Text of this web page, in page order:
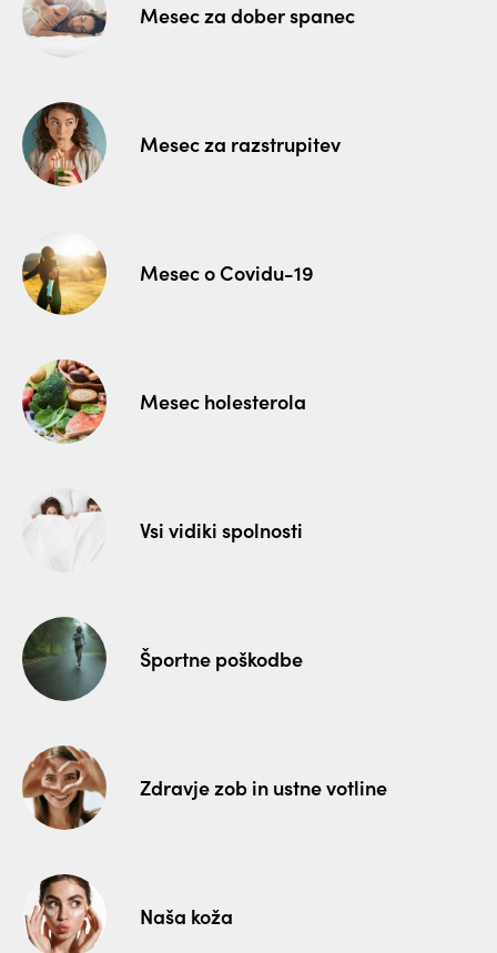
Mesec za dober spanec
Mesec za razstrupitev
Mesec o Covidu-19
Mesec holesterola
Vsi vidiki spolnosti
Športne poškodbe
Zdravje zob in ustne votline
Naša koža